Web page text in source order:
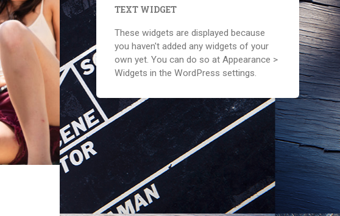
TEXT WIDGET
These widgets are displayed because
you haven't added any widgets of your
own yet. You can do so at Appearance >
Widgets in the WordPress settings.